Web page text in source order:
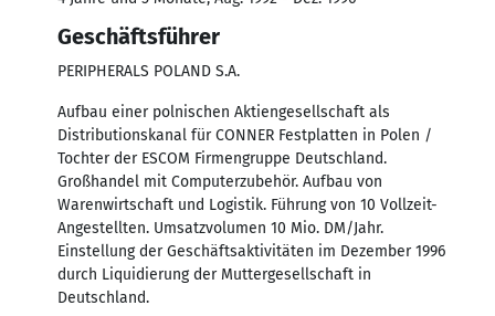
Geschäftsführer
PERIPHERALS POLAND S.A.
Aufbau einer polnischen Aktiengesellschaft als
Distributionskanal für CONNER Festplatten in Polen /
Tochter der ESCOM Firmengruppe Deutschland.
Großhandel mit Computerzubehör. Aufbau von
Warenwirtschaft und Logistik. Führung von 10 Vollzeit-
Angestellten. Umsatzvolumen 10 Mio. DM/Jahr.
Einstellung der Geschäftsaktivitäten im Dezember 1996
durch Liquidierung der Muttergesellschaft in
Deutschland.